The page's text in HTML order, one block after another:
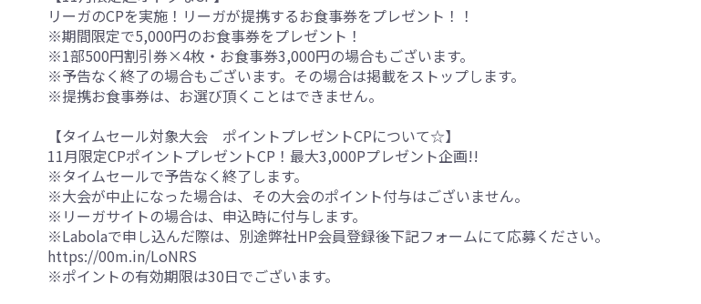
リーガのCPを実施！リーガが提携するお食事券をプレゼント！！
※期間限定で5,000円のお食事券をプレゼント！
※1部500円割引券×4枚・お食事券3,000円の場合もございます。
※予告なく終了の場合もございます。その場合は掲載をストップします。
※提携お食事券は、お選び頂くことはできません。
【タイムセール対象大会 ポイントプレゼントCPについて☆】
11月限定CPポイントプレゼントCP！最大3,000Pプレゼント企画!!
※タイムセールで予告なく終了します。
※大会が中止になった場合は、その大会のポイント付与はございません。
※リーガサイトの場合は、申込時に付与します。
※Labolaで申し込んだ際は、別途弊社HP会員登録後下記フォームにて応募ください。
https://00m.in/LoNRS
※ポイントの有効期限は30日でございます。